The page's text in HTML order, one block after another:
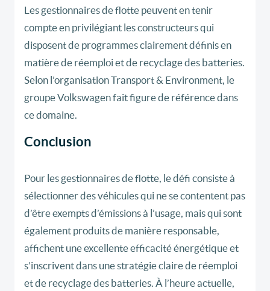
Les gestionnaires de flotte peuvent en tenir
compte en privilégiant les constructeurs qui
disposent de programmes clairement définis en
matière de réemploi et de recyclage des batteries.
Selon l’organisation Transport & Environment, le
groupe Volkswagen fait figure de référence dans
ce domaine.
Conclusion
Pour les gestionnaires de flotte, le défi consiste à
sélectionner des véhicules qui ne se contentent pas
d’être exempts d’émissions à l’usage, mais qui sont
également produits de manière responsable,
affichent une excellente efficacité énergétique et
s’inscrivent dans une stratégie claire de réemploi
et de recyclage des batteries. À l’heure actuelle,